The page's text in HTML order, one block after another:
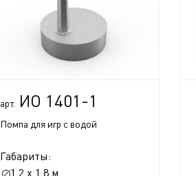
арт. ИО 1401-1
Помпа для игр с водой
Габариты:
1,2 x 1,8 м